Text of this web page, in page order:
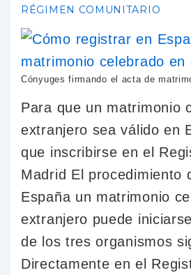
RÉGIMEN COMUNITARIO
Cónyuges firmando el acta de
Para que un matrimonio
extranjero sea válido en
que inscribirse en el
Madrid El procedimiento
España un matrimonio
extranjero puede
de los tres organismos
Directamente en el